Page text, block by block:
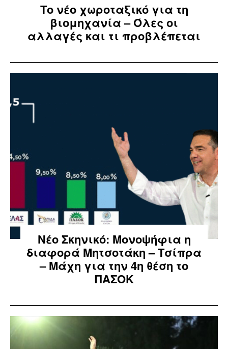
Το νέο χωροταξικό για τη
βιομηχανία – Όλες οι
αλλαγές και τι προβλέπεται
Νέο Σκηνικό: Μονοψήφια η
διαφορά Μητσοτάκη – Τσίπρα
– Μάχη για την 4η θέση το
ΠΑΣΟΚ